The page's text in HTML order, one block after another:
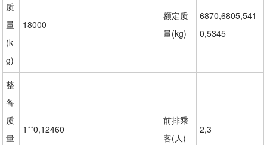
质
量
(k
g)
18000
额定质
量(kg)
6870,6805,541
0,5345
整
备
质
量
1**0,12460
前排乘
客(人)
2,3